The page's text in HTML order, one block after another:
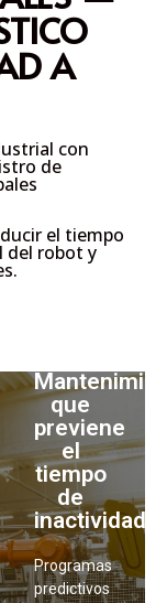
A
con
de
el tiempo
del robot y
.
que
previene
el
tiempo
de
inactividad
Programas
predictivos
que
tiempo
de
inactividad
Programas
de
adaptados
a
condiciones
reales de
producción,
no a
calendarios
genéricos.
Supervisamos
el